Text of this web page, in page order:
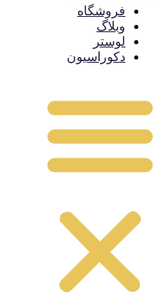
فروشگاه
وبلاگ
لوستر
دکوراسیون